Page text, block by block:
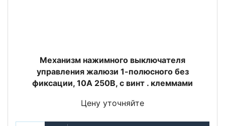
Механизм нажимного выключателя
управления жалюзи 1-полюсного без
фиксации, 10А 250В, с винт . клеммами
Цену уточняйте